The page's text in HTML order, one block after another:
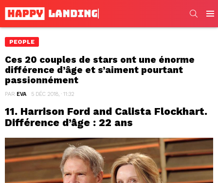
PEOPLE
Ces 20 couples de stars ont une énorme
différence d’âge et s’aiment pourtant
passionnément
PAR EVA 5 DÉC 2018, · 11:32
11. Harrison Ford and Calista Flockhart.
Différence d’âge : 22 ans